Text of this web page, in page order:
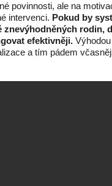
povinnosti, ale na
intervenci. Pokud by
znevýhodněných rodin,
efektivněji.
a tím pádem